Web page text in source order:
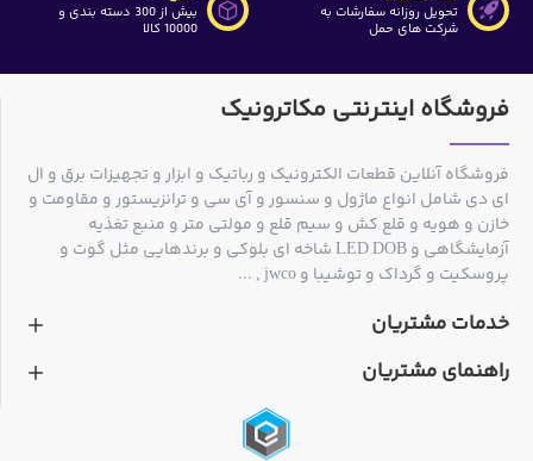
تحویل روزانه سفارشات به
شرکت های حمل
بیش از 300 دسته بندی و
10000 کالا
فروشگاه اینترنتی مکاترونیک
فروشگاه آنلاین قطعات الکترونیک و رباتیک و ابزار و تجهیزات برق و ال
ای دی شامل انواع ماژول و سنسور و آی سی و ترانزیستور و مقاومت و
خازن و هویه و قلع کش و سیم قلع و مولتی متر و منبع تغذیه
آزمایشگاهی و LED DOB شاخه ای بلوکی و برندهایی مثل گوت و
پروسکیت و گرداک و توشیبا و jwco , ...
خدمات مشتریان
راهنمای مشتریان